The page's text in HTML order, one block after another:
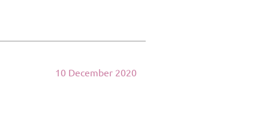
10 December 2020